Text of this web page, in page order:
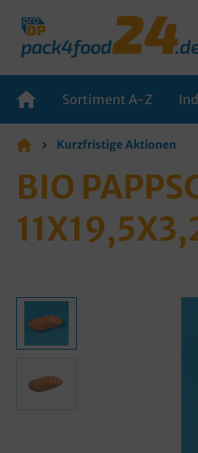
Sortiment A-Z
Kurzfristige Aktionen
BIO